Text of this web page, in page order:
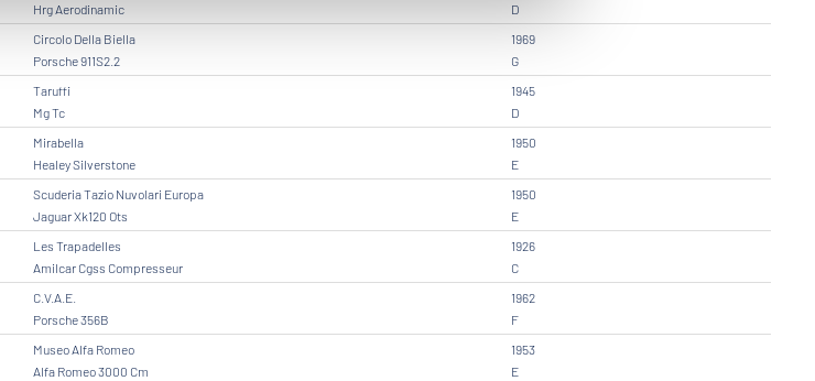
Hrg Aerodinamic
D
Circolo Della Biella
Porsche 911S2.2
1969
G
Taruffi
Mg Tc
1945
D
Mirabella
Healey Silverstone
1950
E
Scuderia Tazio Nuvolari Europa
Jaguar Xk120 Ots
1950
E
Les Trapadelles
Amilcar Cgss Compresseur
1926
C
C.V.A.E.
Porsche 356B
1962
F
Museo Alfa Romeo
Alfa Romeo 3000 Cm
1953
E